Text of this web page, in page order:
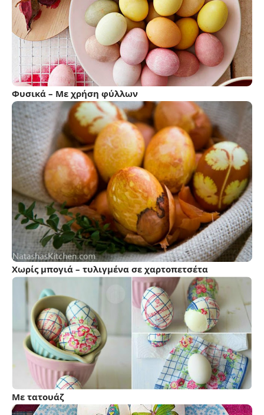
Φυσικά – Με χρήση φύλλων
Χωρίς μπογιά – τυλιγμένα σε χαρτοπετσέτα
Με τατουάζ